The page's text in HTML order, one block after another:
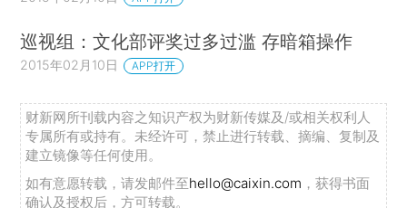
巡视组：文化部评奖过多过滥 存暗箱操作
2015年02月10日 APP打开
财新网所刊载内容之知识产权为财新传媒及/或相关权利人
专属所有或持有。未经许可，禁止进行转载、摘编、复制及
建立镜像等任何使用。
如有意愿转载，请发邮件至hello@caixin.com ，获得书面
确认及授权后，方可转载。